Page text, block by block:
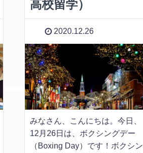
高校留学）
2020.12.26
みなさん、こんにちは。今日、
12月26日は、ボクシングデー
（Boxing Day）です！ボクシン